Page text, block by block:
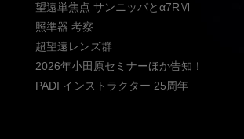
望遠単焦点 サンニッパとα7RⅥ
照準器 考察
超望遠レンズ群
2026年小田原セミナーほか告知！
PADI インストラクター 25周年